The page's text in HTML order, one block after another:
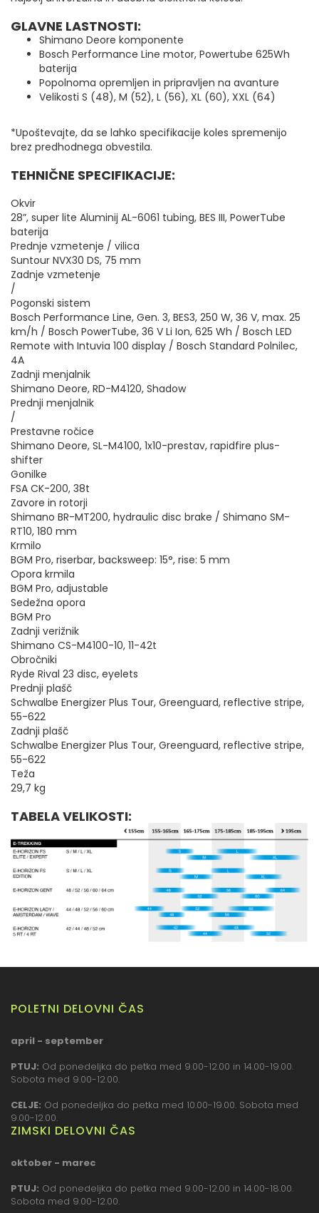
GLAVNE LASTNOSTI:
Shimano Deore komponente
Bosch Performance Line motor, Powertube 625Wh
baterija
Popolnoma opremljen in pripravljen na avanture
Velikosti S (48), M (52), L (56), XL (60), XXL (64)
*Upoštevajte, da se lahko specifikacije koles spremenijo
brez predhodnega obvestila.
TEHNIČNE SPECIFIKACIJE:
Okvir
28”, super lite Aluminij AL-6061 tubing, BES III, PowerTube
baterija
Prednje vzmetenje / vilica
Suntour NVX30 DS, 75 mm
Zadnje vzmetenje
/
Pogonski sistem
Bosch Performance Line, Gen. 3, BES3, 250 W, 36 V, max. 25
km/h / Bosch PowerTube, 36 V Li Ion, 625 Wh / Bosch LED
Remote with Intuvia 100 display / Bosch Standard Polnilec,
4A
Zadnji menjalnik
Shimano Deore, RD-M4120, Shadow
Prednji menjalnik
/
Prestavne ročice
Shimano Deore, SL-M4100, 1x10-prestav, rapidfire plus-
shifter
Gonilke
FSA CK-200, 38t
Zavore in rotorji
Shimano BR-MT200, hydraulic disc brake / Shimano SM-
RT10, 180 mm
Krmilo
BGM Pro, riserbar, backsweep: 15°, rise: 5 mm
Opora krmila
BGM Pro, adjustable
Sedežna opora
BGM Pro
Zadnji verižnik
Shimano CS-M4100-10, 11-42t
Obročniki
Ryde Rival 23 disc, eyelets
Prednji plašč
Schwalbe Energizer Plus Tour, Greenguard, reflective stripe,
55-622
Zadnji plašč
Schwalbe Energizer Plus Tour, Greenguard, reflective stripe,
55-622
Teža
29,7 kg
TABELA VELIKOSTI:
POLETNI DELOVNI ČAS
april - september
PTUJ: Od ponedeljka do petka med 9.00-12.00 in 14.00-19.00.
Sobota med 9.00-12.00.
CELJE: Od ponedeljka do petka med 10.00-19.00. Sobota med
9.00-12.00.
ZIMSKI DELOVNI ČAS
oktober - marec
PTUJ: Od ponedeljka do petka med 9.00-12.00 in 14.00-18.00.
Sobota med 9.00-12.00.